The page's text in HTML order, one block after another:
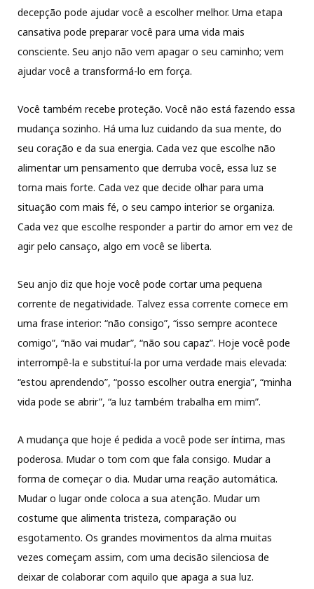
decepção pode ajudar você a escolher melhor. Uma etapa
cansativa pode preparar você para uma vida mais
consciente. Seu anjo não vem apagar o seu caminho; vem
ajudar você a transformá-lo em força.
Você também recebe proteção. Você não está fazendo essa
mudança sozinho. Há uma luz cuidando da sua mente, do
seu coração e da sua energia. Cada vez que escolhe não
alimentar um pensamento que derruba você, essa luz se
torna mais forte. Cada vez que decide olhar para uma
situação com mais fé, o seu campo interior se organiza.
Cada vez que escolhe responder a partir do amor em vez de
agir pelo cansaço, algo em você se liberta.
Seu anjo diz que hoje você pode cortar uma pequena
corrente de negatividade. Talvez essa corrente comece em
uma frase interior: “não consigo”, “isso sempre acontece
comigo”, “não vai mudar”, “não sou capaz”. Hoje você pode
interrompê-la e substituí-la por uma verdade mais elevada:
“estou aprendendo”, “posso escolher outra energia”, “minha
vida pode se abrir”, “a luz também trabalha em mim”.
A mudança que hoje é pedida a você pode ser íntima, mas
poderosa. Mudar o tom com que fala consigo. Mudar a
forma de começar o dia. Mudar uma reação automática.
Mudar o lugar onde coloca a sua atenção. Mudar um
costume que alimenta tristeza, comparação ou
esgotamento. Os grandes movimentos da alma muitas
vezes começam assim, com uma decisão silenciosa de
deixar de colaborar com aquilo que apaga a sua luz.